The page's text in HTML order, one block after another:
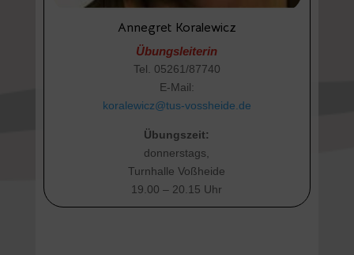
Annegret Koralewicz
Übungsleiterin
Tel. 05261/87740
E-Mail:
koralewicz@tus-vossheide.de
Übungszeit:
donnerstags,
Turnhalle Voßheide
19.00 – 20.15 Uhr